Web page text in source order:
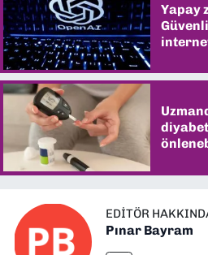
Yapay
EDITÖR
Pınar Bayram